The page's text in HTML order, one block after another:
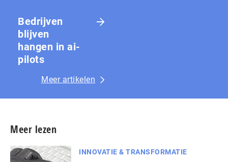
Bedrijven
blijven
hangen in ai-
pilots
Meer artikelen
Meer lezen
INNOVATIE & TRANSFORMATIE